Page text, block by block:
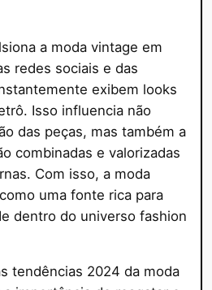
a moda vintage em
redes sociais e das
exibem looks
Isso influencia não
das peças, mas também a
combinadas e valorizadas
Com isso, a moda
uma fonte rica para
dentro do universo fashion
tendências 2024 da moda